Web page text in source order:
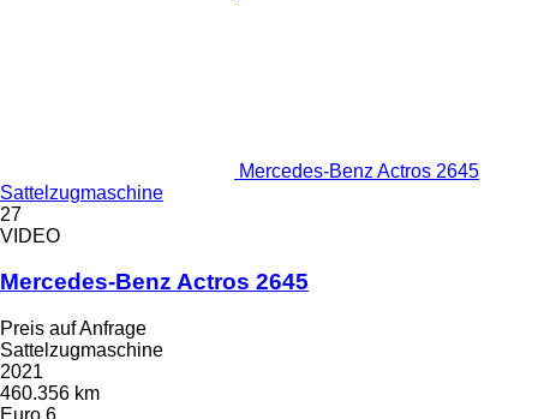
Mercedes-Benz Actros 2645
Sattelzugmaschine
27
VIDEO
Mercedes-Benz Actros 2645
Preis auf Anfrage
Sattelzugmaschine
2021
460.356 km
Euro 6